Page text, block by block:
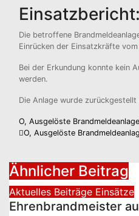
Einsatzbericht:
Die betroffene
Einrücken der Einsatzkräfte vom
Bei der Erkundung konnte kein
werden.
Die Anlage wurde
O, Ausgelöste Brandmeldeanlage
O, Ausgelöste
Ähnlicher Beitrag
Aktuelles Beiträge Einsätze
Ehrenbrandmeister